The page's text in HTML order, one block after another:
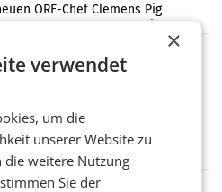
ORF-Chef Clemens Pig
Besetzungen für die
Bewegte Kids
im Osten Österreichs
zweiten Mal begleitet Bipa das
Sommersportcamp „Bewegte
der Campwochen in den
und August versorgt das
Kinder sowie
×
verwendet
um die
unserer Website zu
die weitere Nutzung
Sie der